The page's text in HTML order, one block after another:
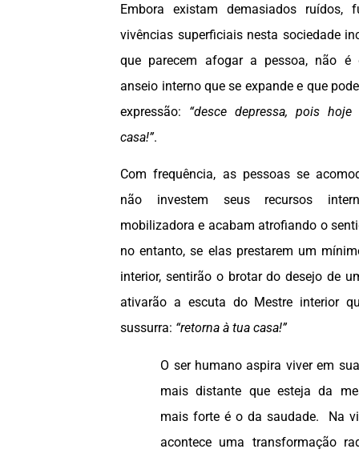
Embora existam demasiados ruídos,
vivências superficiais nesta sociedade
que parecem afogar a pessoa, não é
anseio interno que se expande e que
expressão: “desce depressa, pois
casa!”.
Com frequência, as pessoas se
não investem seus recursos
mobilizadora e acabam atrofiando o
no entanto, se elas prestarem um
interior, sentirão o brotar do desejo de
ativarão a escuta do Mestre interior
sussurra: “retorna à tua casa!”
O ser humano aspira viver em
mais distante que esteja da
mais forte é o da saudade. Na
acontece uma transformação